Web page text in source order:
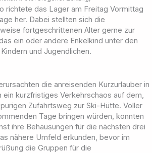
richtete das Lager am Freitag Vormittag
her. Dabei stellten sich die
fortgeschrittenen Alter gerne zur
ein oder andere Enkelkind unter den
und Jugendlichen.
die anreisenden Kurzurlauber in
ein kurzfristiges Verkehrschaos auf dem,
Zufahrtsweg zur Ski-Hütte. Voller
Tage bringen würden, konnten
ihre Behausungen für die nächsten drei
nähere Umfeld erkunden, bevor im
die Gruppen für die